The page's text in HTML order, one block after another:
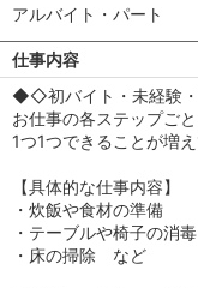
アルバイト・パート
仕事内容
◆◇初バイト・未経験
お仕事の各ステップご
1つ1つできることが増
【具体的な仕事内容】
・炊飯や食材の準備
・テーブルや椅子の消毒
・床の掃除 など